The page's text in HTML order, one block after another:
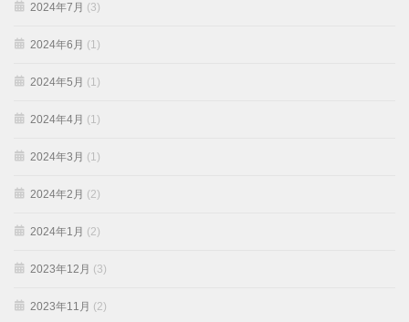
2024年7月 (3)
2024年6月 (1)
2024年5月 (1)
2024年4月 (1)
2024年3月 (1)
2024年2月 (2)
2024年1月 (2)
2023年12月 (3)
2023年11月 (2)